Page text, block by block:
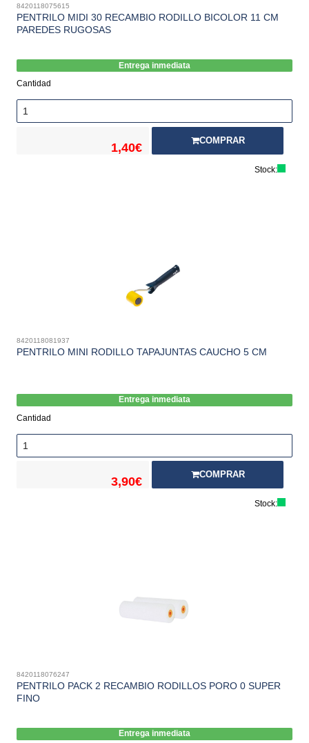
8420118075615
PENTRILO MIDI 30 RECAMBIO RODILLO BICOLOR 11 CM
PAREDES RUGOSAS
Entrega inmediata
Cantidad
1,40€
COMPRAR
Stock:
8420118081937
PENTRILO MINI RODILLO TAPAJUNTAS CAUCHO 5 CM
Entrega inmediata
Cantidad
3,90€
COMPRAR
Stock:
8420118076247
PENTRILO PACK 2 RECAMBIO RODILLOS PORO 0 SUPER
FINO
Entrega inmediata